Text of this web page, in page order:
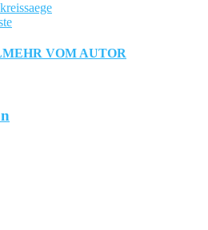
MEHR VOM AUTOR